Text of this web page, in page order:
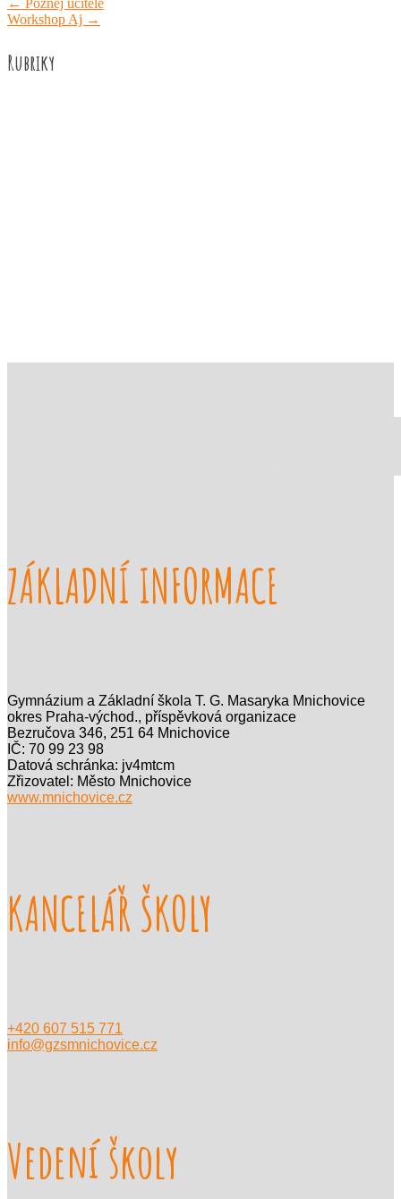
← Poznej učitele
Workshop Aj →
Rubriky
ZÁKLADNÍ INFORMACE
Gymnázium a Základní škola T. G. Masaryka Mnichovice
okres Praha-východ., příspěvková organizace
Bezručova 346, 251 64 Mnichovice
IČ: 70 99 23 98
Datová schránka: jv4mtcm
Zřizovatel: Město Mnichovice
www.mnichovice.cz
KANCELÁŘ ŠKOLY
+420 607 515 771
info@gzsmnichovice.cz
Vedení školy